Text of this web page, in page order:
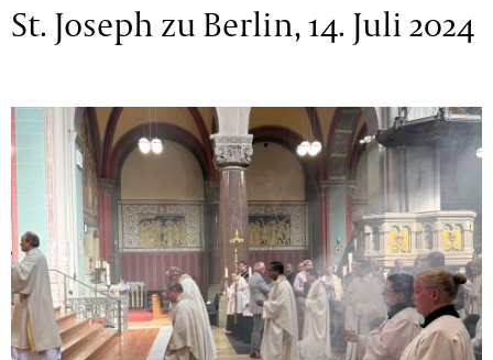
St. Joseph zu Berlin, 14. Juli 2024